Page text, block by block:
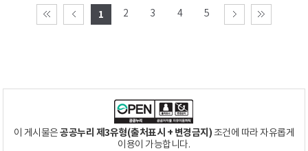
1 2 3 4 5
이 게시물은공공누리 제3유형(출처표시 + 변경금지)조건에 따라 자유롭게
이용이 가능합니다.